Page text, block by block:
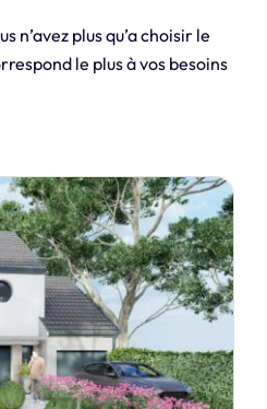
n’avez plus qu’a choisir le
le plus à vos besoins